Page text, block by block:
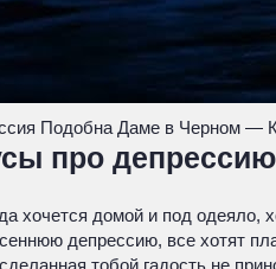
Подобна Даме в Черном —
про депрессию
хочется домой и под одеяло,
депрессию, все хотят
тобой гадость не